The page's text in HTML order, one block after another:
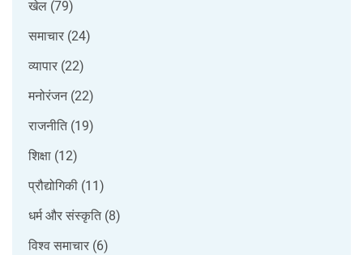
खेल (79)
समाचार (24)
व्यापार (22)
मनोरंजन (22)
राजनीति (19)
शिक्षा (12)
प्रौद्योगिकी (11)
धर्म और संस्कृति (8)
विश्व समाचार (6)